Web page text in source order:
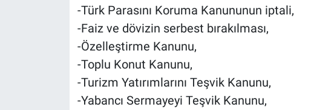
-Türk Parasını Koruma Kanununun iptali,
-Faiz ve dövizin serbest bırakılması,
-Özelleştirme Kanunu,
-Toplu Konut Kanunu,
-Turizm Yatırımlarını Teşvik Kanunu,
-Yabancı Sermayeyi Teşvik Kanunu,